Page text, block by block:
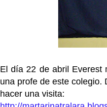
El día 22 de abril Everest
una profe de este colegio.
hacer una visita: